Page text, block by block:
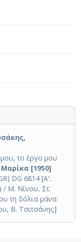
το έργο μου
[1950]
DG 6814 [Α':
/ Μ. Νίνου, Στ.
τη δόλια μάνα
Β. Τσιτσάνης]